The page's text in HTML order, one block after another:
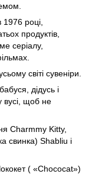
році,
продуктів,
серіалу,
світі сувеніри.
дідусь і
вусі, щоб не
Charmmy Kitty,
свинка) Shabliu і
( «Chococat»)